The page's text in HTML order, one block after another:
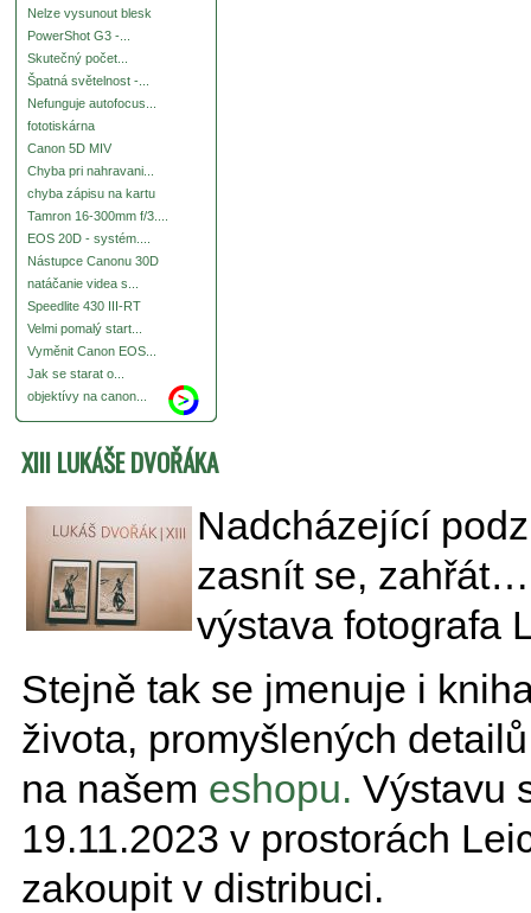
Nelze vysunout blesk
PowerShot G3 -...
Skutečný počet...
Špatná světelnost -...
Nefunguje autofocus...
fototiskárna
Canon 5D MIV
Chyba pri nahravani...
chyba zápisu na kartu
Tamron 16-300mm f/3....
EOS 20D - systém....
Nástupce Canonu 30D
natáčanie videa s...
Speedlite 430 III-RT
Velmi pomalý start...
Vyměnit Canon EOS...
Jak se starat o...
objektívy na canon...
XIII LUKÁŠE DVOŘÁKA
Nadcházející
zasnít se,
výstava fotografa
Stejně tak se jmenuje i
života, promyšlených
na našem eshopu. Výstavu
19.11.2023 v prostorách
zakoupit v distribuci.